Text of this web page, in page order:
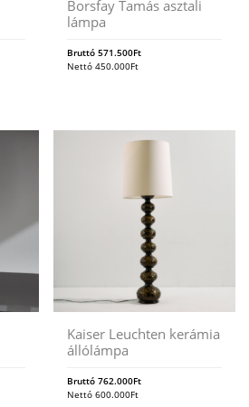
Borsfay Tamás asztali
lámpa
Bruttó571.500Ft
Nettó450.000Ft
Kaiser Leuchten kerámia
állólámpa
Bruttó762.000Ft
Nettó600.000Ft